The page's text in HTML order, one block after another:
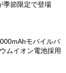
季節限定で登場
モバイルバ
ムイオン電池採用